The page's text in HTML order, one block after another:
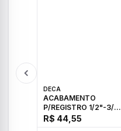
DECA
ACABAMENTO
P/REGISTRO 1/2"-3/4"
E 1"C21.PQ DECA
R$ 44,55